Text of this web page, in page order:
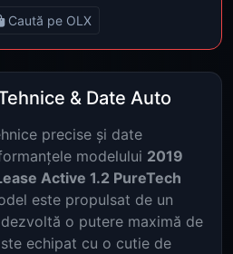
Caută pe OLX
& Date Auto
precise și date
modelului 2019
Active 1.2 PureTech
este propulsat de un
o putere maximă de
echipat cu o cutie de